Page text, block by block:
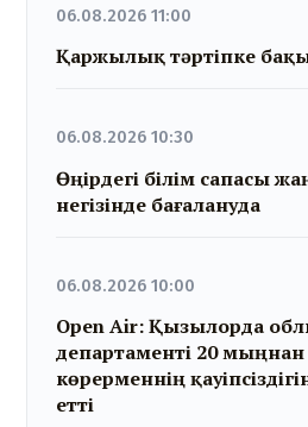
06.08.2026 11:00
Қаржылық тәртіпке
06.08.2026 10:30
Өңірдегі білім сапасы
негізінде бағалануда
06.08.2026 10:00
Open Air: Қызылорда
департаменті 20 мыңнан
көрерменнің
етті